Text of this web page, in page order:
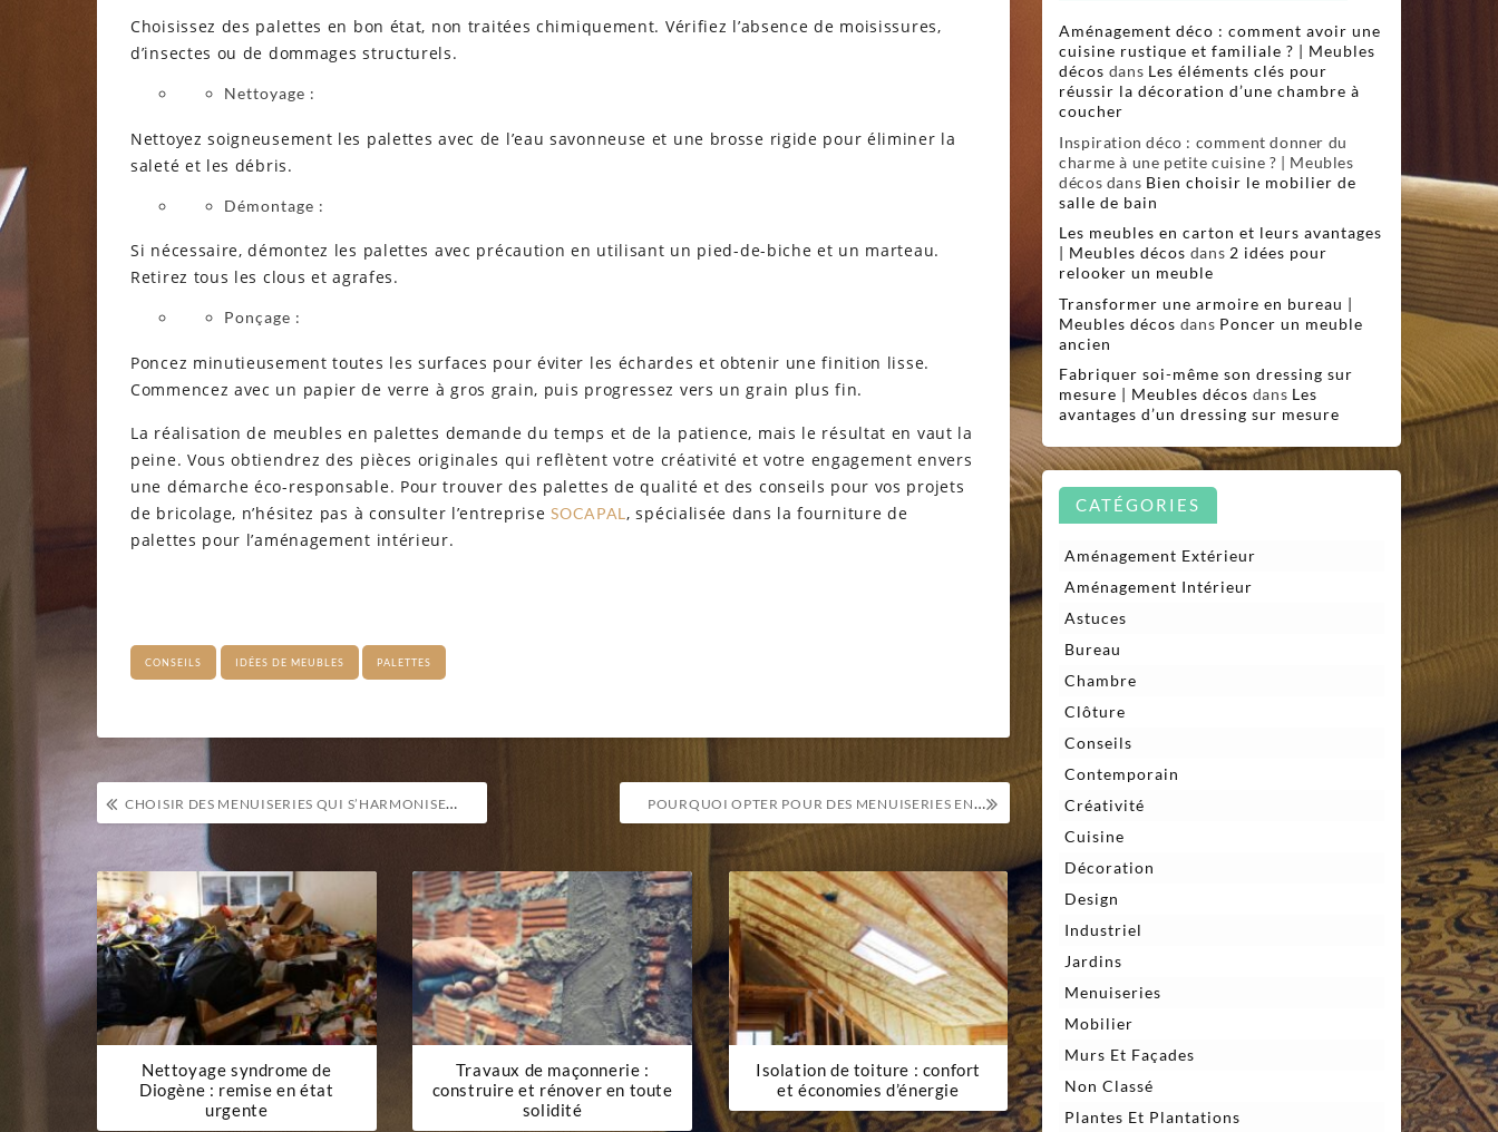
Choisissez des palettes en bon état, non traitées chimiquement. Vérifiez l’absence de moisissures,
d’insectes ou de dommages structurels.
Nettoyage :
Nettoyez soigneusement les palettes avec de l’eau savonneuse et une brosse rigide pour éliminer la
saleté et les débris.
Démontage :
Si nécessaire, démontez les palettes avec précaution en utilisant un pied-de-biche et un marteau.
Retirez tous les clous et agrafes.
Ponçage :
Poncez minutieusement toutes les surfaces pour éviter les échardes et obtenir une finition lisse.
Commencez avec un papier de verre à gros grain, puis progressez vers un grain plus fin.
La réalisation de meubles en palettes demande du temps et de la patience, mais le résultat en vaut la
peine. Vous obtiendrez des pièces originales qui reflètent votre créativité et votre engagement envers
une démarche éco-responsable. Pour trouver des palettes de qualité et des conseils pour vos projets
de bricolage, n’hésitez pas à consulter l’entrepriseSOCAPAL , spécialisée dans la fourniture de
palettes pour l’aménagement intérieur.
CONSEILS IDÉES DE MEUBLES PALETTES
Navigation
de
l’article
CHOISIR DES MENUISERIES QUI S’HARMONISENT AVEC LE STYLE DE VOTRE MAISON POURQUOI OPTER POUR DES MENUISERIES EN ALUMINIUM POUR UNE VÉRANDA MODERNE ?
Nettoyage syndrome de
Diogène : remise en état
urgente
Travaux de maçonnerie :
construire et rénover en toute
solidité
Isolation de toiture : confort
et économies d’énergie
Aménagement déco : comment avoir une
cuisine rustique et familiale ? | Meubles
décos dans Les éléments clés pour
réussir la décoration d’une chambre à
coucher
Inspiration déco : comment donner du
charme à une petite cuisine ? | Meubles
décos dans Bien choisir le mobilier de
salle de bain
Les meubles en carton et leurs avantages
| Meubles décos dans 2 idées pour
relooker un meuble
Transformer une armoire en bureau |
Meubles décos dans Poncer un meuble
ancien
Fabriquer soi-même son dressing sur
mesure | Meubles décos dans Les
avantages d’un dressing sur mesure
CATÉGORIES
Aménagement Extérieur
Aménagement Intérieur
Astuces
Bureau
Chambre
Clôture
Conseils
Contemporain
Créativité
Cuisine
Décoration
Design
Industriel
Jardins
Menuiseries
Mobilier
Murs Et Façades
Non Classé
Plantes Et Plantations